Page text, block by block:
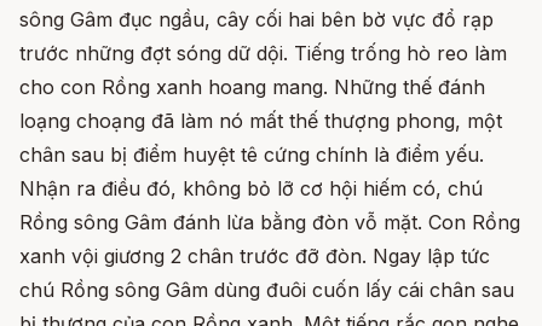
sông Gâm đục ngầu, cây cối hai bên bờ vực đổ rạp
trước những đợt sóng dữ dội. Tiếng trống hò reo làm
cho con Rồng xanh hoang mang. Những thế đánh
loạng choạng đã làm nó mất thế thượng phong, một
chân sau bị điểm huyệt tê cứng chính là điểm yếu.
Nhận ra điều đó, không bỏ lỡ cơ hội hiếm có, chú
Rồng sông Gâm đánh lừa bằng đòn vỗ mặt. Con Rồng
xanh vội giương 2 chân trước đỡ đòn. Ngay lập tức
chú Rồng sông Gâm dùng đuôi cuốn lấy cái chân sau